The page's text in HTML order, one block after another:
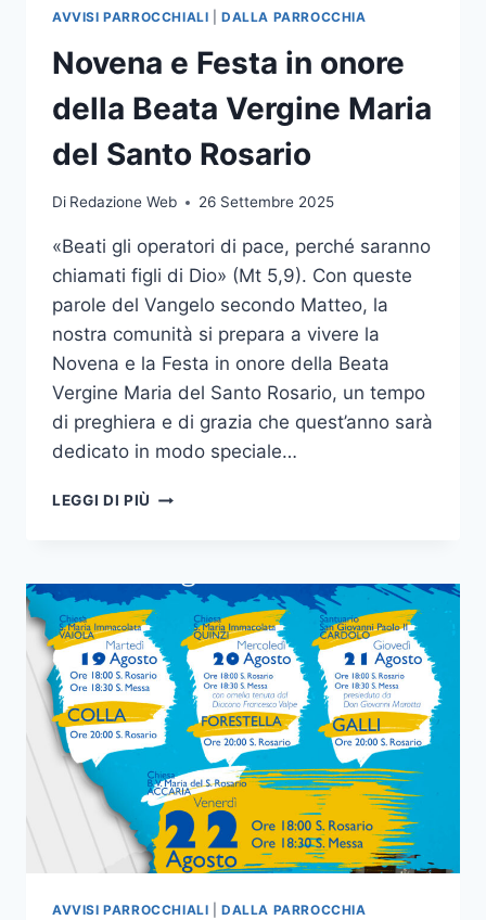
AVVISI PARROCCHIALI |DALLA PARROCCHIA
Novena e Festa in onore
della Beata Vergine Maria
del Santo Rosario
Di Redazione Web 26 Settembre 2025
«Beati gli operatori di pace, perché saranno
chiamati figli di Dio» (Mt 5,9). Con queste
parole del Vangelo secondo Matteo, la
nostra comunità si prepara a vivere la
Novena e la Festa in onore della Beata
Vergine Maria del Santo Rosario, un tempo
di preghiera e di grazia che quest’anno sarà
dedicato in modo speciale…
LEGGI DI PIÙ
AVVISI PARROCCHIALI |DALLA PARROCCHIA